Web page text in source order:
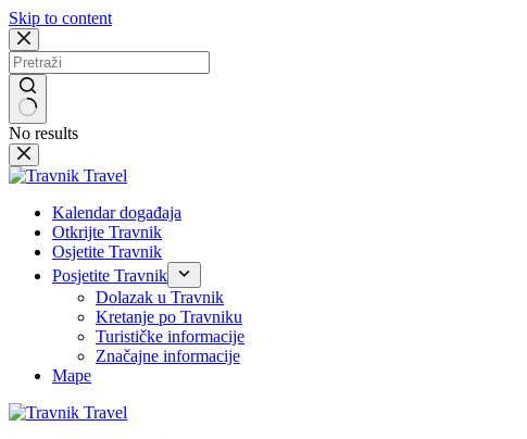
Skip to content
No results
Kalendar događaja
Otkrijte Travnik
Osjetite Travnik
Posjetite Travnik
Dolazak u Travnik
Kretanje po Travniku
Turističke informacije
Značajne informacije
Mape